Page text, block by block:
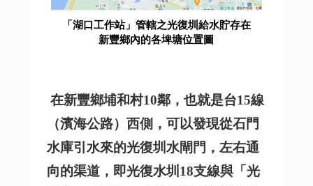
「湖口工作站」管轄之光復圳給水貯存在
新豐鄉內的各埤塘位置圖
在新豐鄉埔和村10鄰，也就是台15線
（濱海公路）西側，可以發現從石門
水庫引水來的光復圳水閘門，左右通
向的渠道，即光復水圳18支線與「光